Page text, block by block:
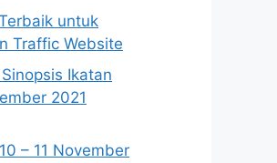
untuk
Traffic Website
Ikatan
2021
– 11 November